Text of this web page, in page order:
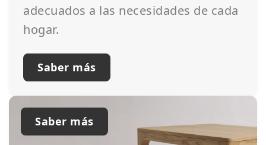
adecuados a las necesidades de cada
hogar.
Saber más
Saber más